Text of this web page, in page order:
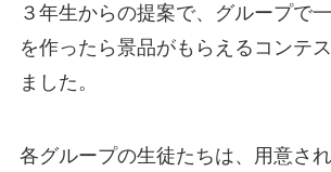
３年生からの提案で、グループで
を作ったら景品がもらえるコンテ
ました。
各グループの生徒たちは、用意され